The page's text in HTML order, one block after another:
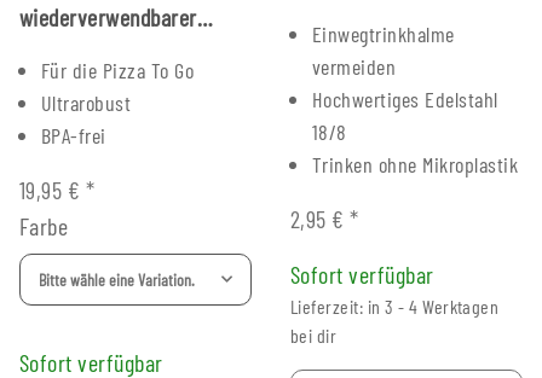
wiederverwendbarer
Für die Pizza To Go
Ultrarobust
BPA-frei
19,95 € *
Farbe
Bitte wähle eine Variation.
Sofort verfügbar
Einwegtrinkhalme
vermeiden
Hochwertiges Edelstahl
18/8
Trinken ohne Mikroplastik
2,95 €*
Sofort verfügbar
Lieferzeit: in 3 - 4 Werktagen
bei dir